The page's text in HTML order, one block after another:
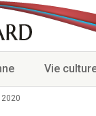
Vie